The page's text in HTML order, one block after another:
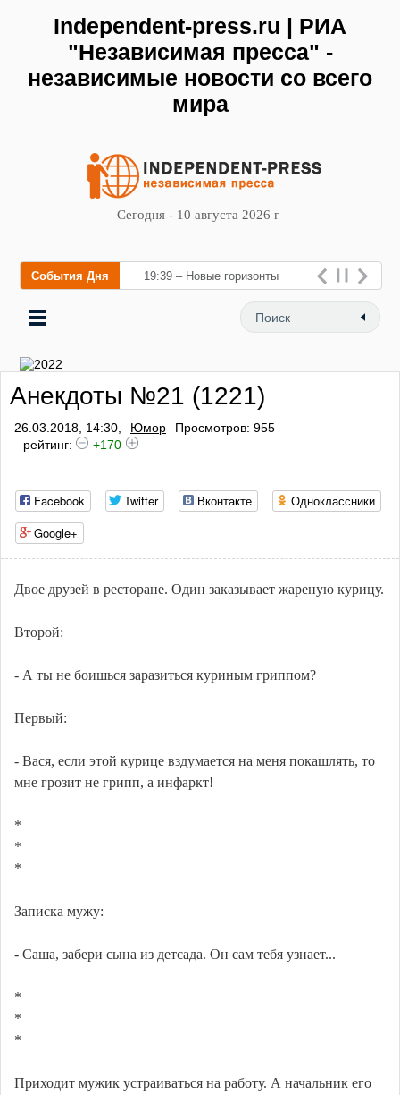
Independent-press.ru | РИА
"Независимая пресса" -
независимые новости со всего
мира
Сегодня - 10 августа 2026 г
События Дня 19:39 – Новые горизонты
флебологии: в Москве
открылся «Городской центр
Анекдоты №21 (1221)
26.03.2018, 14:30, Юмор
Просмотров: 955
рейтинг:
+170
Facebook Twitter Вконтакте
Одноклассники
Google+
Двое друзей в ресторане. Один заказывает жареную курицу.
Второй:
- А ты не боишься заразиться куриным гриппом?
Первый:
- Вася, если этой курице вздумается на меня покашлять, то
мне грозит не грипп, а инфаркт!
*
*
*
Записка мужу:
- Саша, забери сына из детсада. Он сам тебя узнает...
*
*
*
Приходит мужик устраиваться на работу. А начальник его